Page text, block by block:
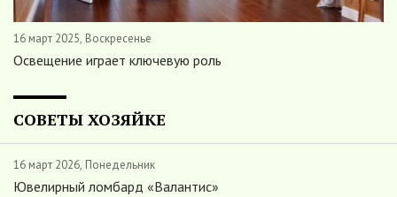
16 март 2025, Воскресенье
Освещение играет ключевую роль
СОВЕТЫ ХОЗЯЙКЕ
16 март 2026, Понедельник
Ювелирный ломбард «Валантис»